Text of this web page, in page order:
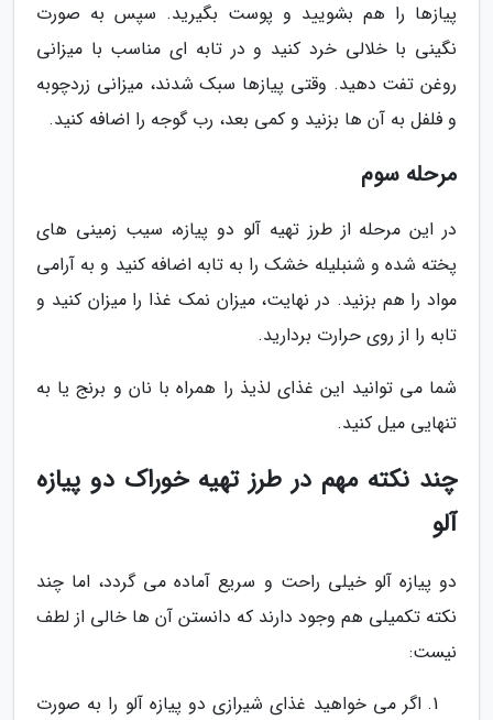
پیازها را هم بشویید و پوست بگیرید. سپس به صورت
نگینی با خلالی خرد کنید و در تابه ای مناسب با میزانی
روغن تفت دهید. وقتی پیازها سبک شدند، میزانی زردچوبه
و فلفل به آن ها بزنید و کمی بعد، رب گوجه را اضافه کنید.
مرحله سوم
در این مرحله از طرز تهیه آلو دو پیازه، سیب زمینی های
پخته شده و شنبلیله خشک را به تابه اضافه کنید و به آرامی
مواد را هم بزنید. در نهایت، میزان نمک غذا را میزان کنید و
تابه را از روی حرارت بردارید.
شما می توانید این غذای لذیذ را همراه با نان و برنج یا به
تنهایی میل کنید.
چند نکته مهم در طرز تهیه خوراک دو پیازه
آلو
دو پیازه آلو خیلی راحت و سریع آماده می گردد، اما چند
نکته تکمیلی هم وجود دارند که دانستن آن ها خالی از لطف
نیست:
اگر می خواهید غذای شیرازی دو پیازه آلو را به صورت